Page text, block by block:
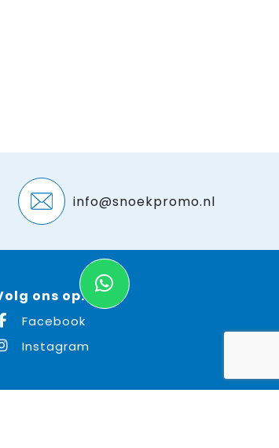
info@snoekpromo.nl
ons op:
Facebook
Instagram